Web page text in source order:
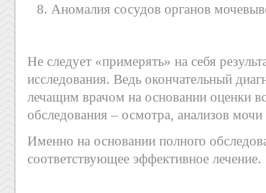
Аномалия сосудов органов
Не следует «примерять» на себя
исследования. Ведь окончательный
лечащим врачом на основании оценки
обследования – осмотра, анализов
Именно на основании полного
соответствующее эффективное лечение.